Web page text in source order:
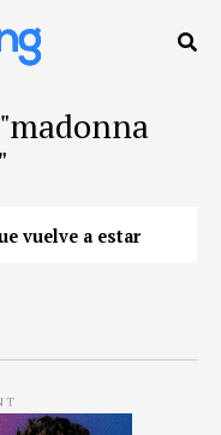
vuelve a estar